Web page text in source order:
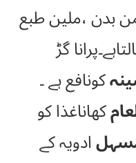
بدن ،ملین طبع
گڑ
کونافع ہے ۔
کھاناغذا کو
ادویہ کے